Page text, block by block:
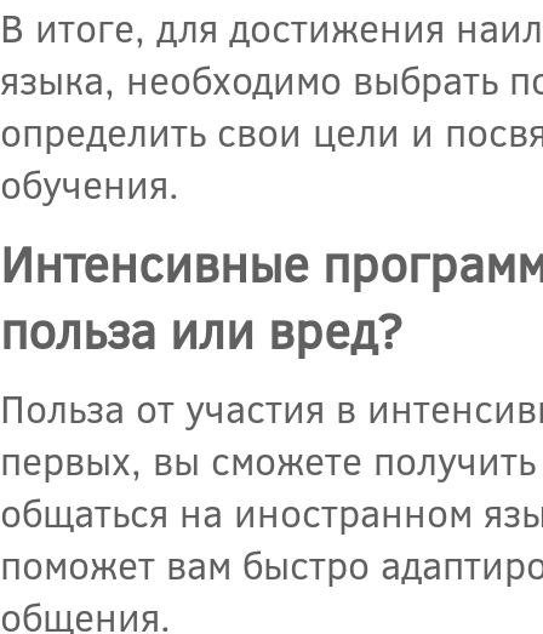
В итоге, для достижения
языка, необходимо выбрать
определить свои цели и
обучения.
Интенсивные
польза или вред?
Польза от участия в
первых, вы сможете
общаться на иностранном
поможет вам быстро
общения.